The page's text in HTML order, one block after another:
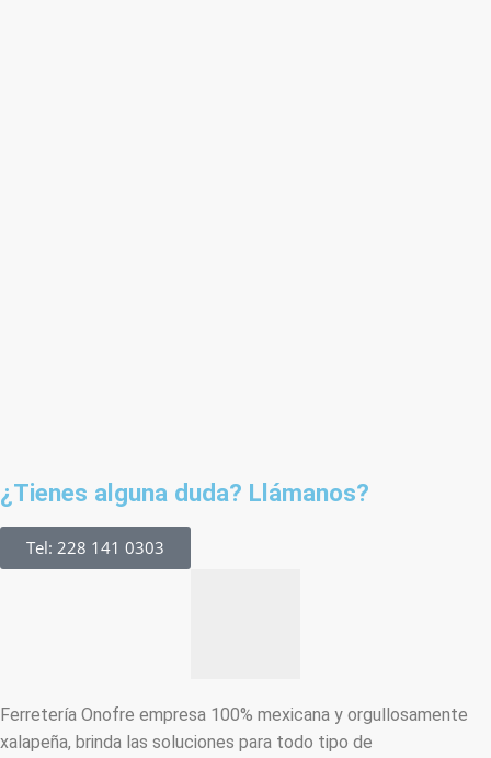
¿Tienes alguna duda? Llámanos?
Tel: 228 141 0303
Ferretería Onofre empresa 100% mexicana y orgullosamente
xalapeña, brinda las soluciones para todo tipo de